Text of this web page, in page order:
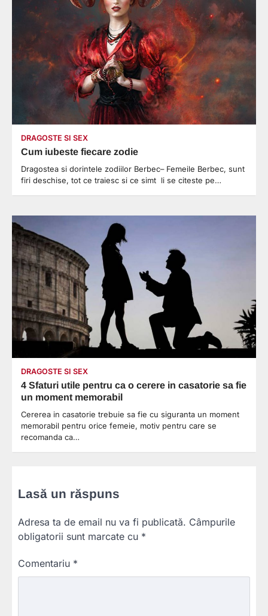
DRAGOSTE SI SEX
Cum iubeste fiecare zodie
Dragostea si dorintele zodiilor Berbec– Femeile Berbec, sunt
firi deschise, tot ce traiesc si ce simt li se citeste pe…
DRAGOSTE SI SEX
4 Sfaturi utile pentru ca o cerere in casatorie sa fie
un moment memorabil
Cererea in casatorie trebuie sa fie cu siguranta un moment
memorabil pentru orice femeie, motiv pentru care se
recomanda ca…
Lasă un răspuns
Adresa ta de email nu va fi publicată. Câmpurile
obligatorii sunt marcate cu *
Comentariu *